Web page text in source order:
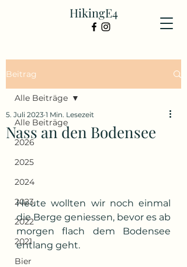
HikingE4
Beitrag
Alle Beiträge
2026
2025
2024
2023
2022
2021
Bier
Alle Beiträge
Nass an den Bodensee
5. Juli 2023 1 Min. Lesezeit
Heute wollten wir noch einmal
die Berge geniessen, bevor es ab
morgen flach dem Bodensee
entlang geht.